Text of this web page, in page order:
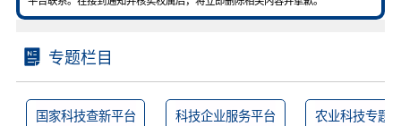
专题栏目
国家科技查新平台 科技企业服务平台 农业科技专题